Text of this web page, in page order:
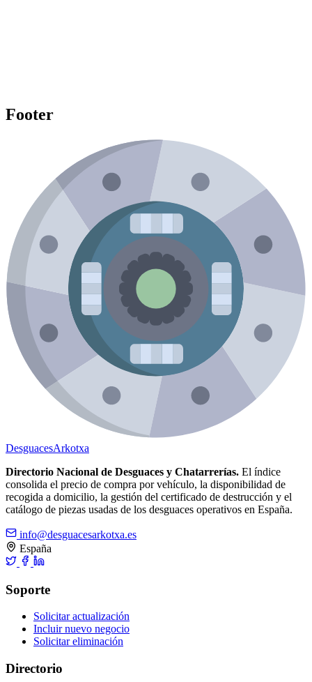
Footer
DesguacesArkotxa
Directorio Nacional de Desguaces y Chatarrerías. El índice
consolida el precio de compra por vehículo, la disponibilidad de
recogida a domicilio, la gestión del certificado de destrucción y el
catálogo de piezas usadas de los desguaces operativos en España.
info@desguacesarkotxa.es
España
Soporte
Solicitar actualización
Incluir nuevo negocio
Solicitar eliminación
Directorio